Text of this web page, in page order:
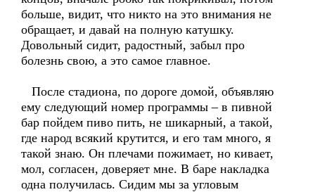
больше, видит, что никто на это внимания не
обращает, и давай на полную катушку.
Довольный сидит, радостный, забыл про
болезнь свою, а это самое главное.
После стадиона, по дороге домой, объявляю
ему следующий номер программы – в пивной
бар пойдем пиво пить, не шикарный, а такой,
где народ всякий крутится, и его там много, я
такой знаю. Он плечами пожимает, но кивает,
мол, согласен, доверяет мне. В баре накладка
одна получилась. Сидим мы за угловым